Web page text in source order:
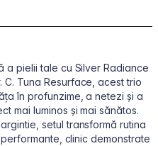
a pielii tale cu Silver Radiance
C. Tuna Resurface, acest trio
în profunzime, a netezi și a
mai luminos și mai sănătos.
setul transformă rutina
clinic demonstrate